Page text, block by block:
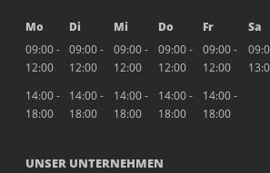
Mo Di Mi Do Fr
Sa
09:00 -
12:00
09:00 -
12:00
09:00 -
12:00
09:00 -
12:00
09:00 -
12:00
14:00 -
18:00
14:00 -
18:00
14:00 -
18:00
14:00 -
18:00
14:00 -
18:00
UNSER UNTERNEHMEN